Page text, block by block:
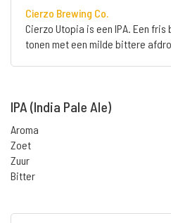
Cierzo Brewing Co.
Cierzo Utopia is een IPA. Een
tonen met een milde bittere
IPA (India Pale Ale)
Aroma
Zoet
Zuur
Bitter